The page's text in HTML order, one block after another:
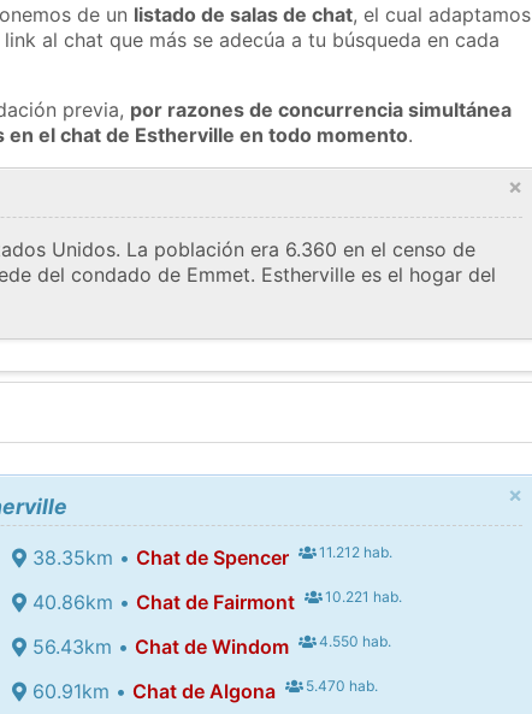
de un listado de salas de chat, el cual adaptamos
al chat que más se adecúa a tu búsqueda en cada
previa, por razones de concurrencia simultánea
el chat de Estherville en todo momento.
×
Unidos. La población era 6.360 en el censo de
del condado de Emmet. Estherville es el hogar del
×
38.35km •Chat de Spencer 11.212 hab.
40.86km •Chat de Fairmont 10.221 hab.
56.43km •Chat de Windom 4.550 hab.
60.91km •Chat de Algona 5.470 hab.